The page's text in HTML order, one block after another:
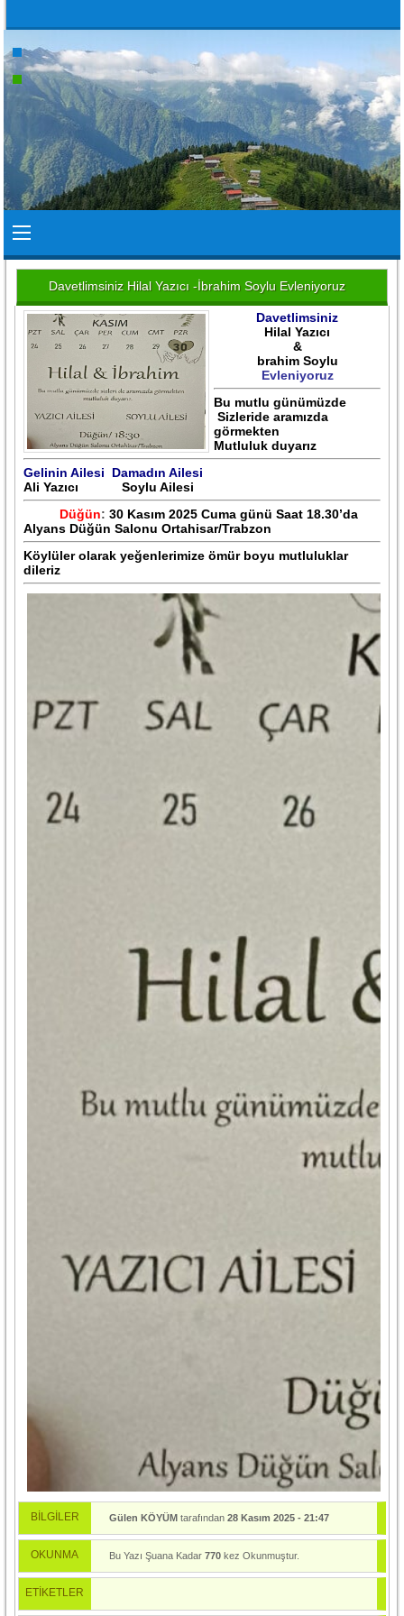
Davetlimsiniz Hilal Yazıcı -İbrahim Soylu Evleniyoruz
Davetlimsiniz
Hilal Yazıcı
&
brahim Soylu
Evleniyoruz
Bu mutlu günümüzde
Sizleride aramızda
görmekten
Mutluluk duyarız
Gelinin Ailesi Damadın Ailesi
Ali Yazıcı Soylu Ailesi
Düğün: 30 Kasım 2025 Cuma günü Saat 18.30’da
Alyans Düğün Salonu Ortahisar/Trabzon
Köylüler olarak yeğenlerimize ömür boyu mutluluklar
dileriz
BİLGİLER Gülen KÖYÜMtarafından 28 Kasım 2025 - 21:47
OKUNMA Bu Yazı Şuana Kadar 770kez Okunmuştur.
ETİKETLER